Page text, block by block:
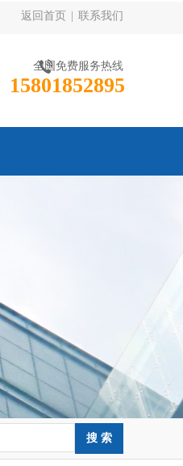
返回首页 联系我们
全国免费服务热线
15801852895